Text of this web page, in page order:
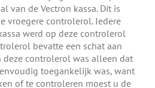
van de Vectron kassa. Dit is
vroegere controlerol. Iedere
werd op deze controlerol
bevatte een schat aan
deze controlerol was alleen dat
toegankelijk was, want
of te controleren moest u de